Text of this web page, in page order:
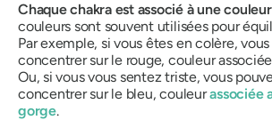
Chaque chakra est associé à une
couleurs sont souvent utilisées pour
Par exemple, si vous êtes en colère,
concentrer sur le rouge, couleur
Ou, si vous vous sentez triste, vous
concentrer sur le bleu, couleurassociée
gorge.